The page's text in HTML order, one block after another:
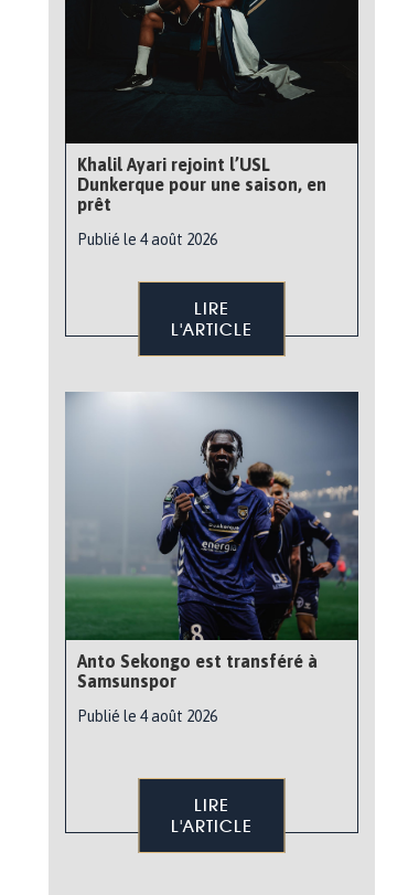
Khalil Ayari rejoint l’USL
Dunkerque pour une saison, en
prêt
Publié le 4 août 2026
LIRE
L'ARTICLE
Anto Sekongo est transféré à
Samsunspor
Publié le 4 août 2026
LIRE
L'ARTICLE